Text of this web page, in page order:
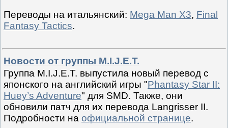
Переводы на итальянский: Mega Man X3, Final
Fantasy Tactics.
Новости от группы M.I.J.E.T.
Группа M.I.J.E.T. выпустила новый перевод с
японского на английский игры "Phantasy Star II:
Huey’s Adventure" для SMD. Также, они
обновили патч для их перевода Langrisser II.
Подробности на официальной странице.